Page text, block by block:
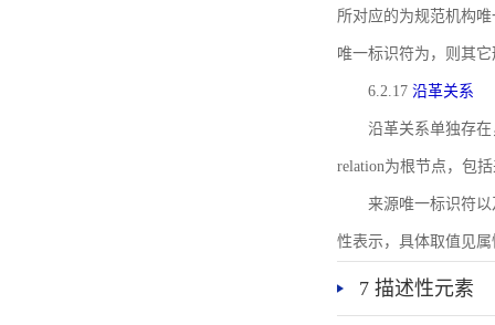
所对应的为规范机构
唯一标识符为，则其
6.2.17 沿革关系
沿革关系单独存
relation为根节点，包
来源唯一标识符以
性表示，具体取值见属
7 描述性元素